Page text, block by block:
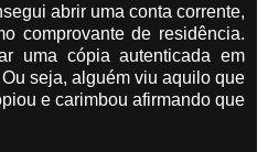
abrir uma conta corrente,
comprovante de residência.
uma cópia autenticada em
seja, alguém viu aquilo que
e carimbou afirmando que